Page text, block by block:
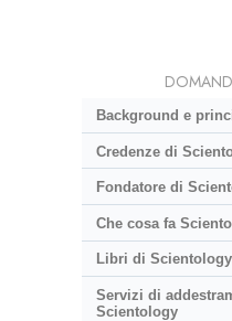
Background e
Credenze di
Fondatore di
Che cosa fa
Libri di
Servizi di
Scientology